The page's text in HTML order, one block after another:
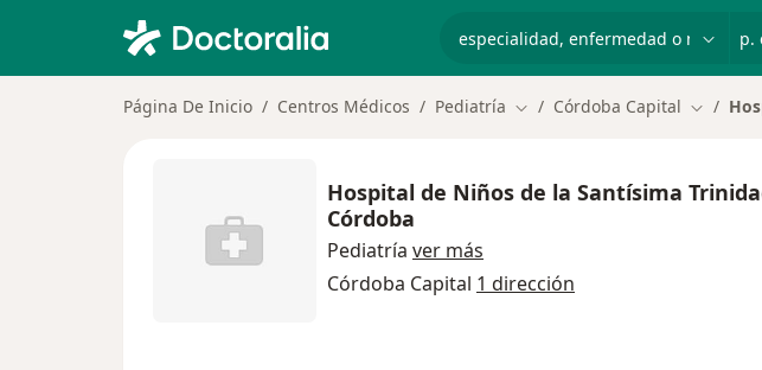
Página De Inicio Centros Médicos Pediatría Cambiar de ciudad
Córdoba Capital
Hospital de Niños de la Santísima
Córdoba
Pediatría ver más
Córdoba Capital 1 dirección